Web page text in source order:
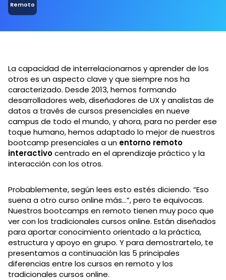
Remoto
La capacidad de interrelacionarnos y aprender de los
otros es un aspecto clave y que siempre nos ha
caracterizado. Desde 2013, hemos formando
desarrolladores web, diseñadores de UX y analistas de
datos a través de cursos presenciales en nueve
campus de todo el mundo, y ahora, para no perder ese
toque humano, hemos adaptado lo mejor de nuestros
bootcamp presenciales a un entorno remoto
interactivocentrado en el aprendizaje práctico y la
interacción con los otros.
Probablemente, según lees esto estés diciendo. “Eso
suena a otro curso online más…”, pero te equivocas.
Nuestros bootcamps en remoto tienen muy poco que
ver con los tradicionales cursos online. Están diseñados
para aportar conocimiento orientado a la práctica,
estructura y apoyo en grupo. Y para demostrartelo, te
presentamos a continuación las 5 principales
diferencias entre los cursos en remoto y los
tradicionales cursos online.